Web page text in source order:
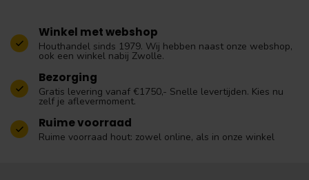
Winkel met webshop
Houthandel sinds 1979. Wij hebben naast onze webshop,
ook een winkel nabij Zwolle.
Bezorging
Gratis levering vanaf €1750,- Snelle levertijden. Kies nu
zelf je aflevermoment.
Ruime voorraad
Ruime voorraad hout: zowel online, als in onze winkel